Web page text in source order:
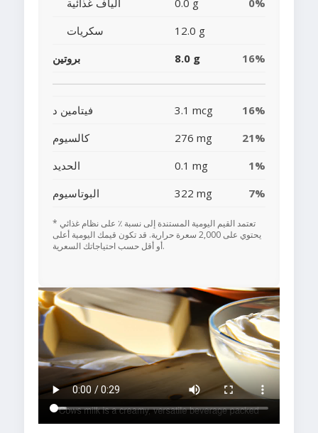
ألياف غذائية 0.0 g
0%
سكريات
12.0 g
بروتين
8.0 g 16%
فيتامين د 3.1 mcg
16%
كالسيوم
276 mg
21%
الحديد
0.1 mg
1%
البوتاسيوم
322 mg 7%
* تعتمد القيم اليومية المستندة إلى نسبة ٪ على نظام غذائي
يحتوي على 2,000 سعرة حرارية. قد تكون قيمك اليومية أعلى
أو أقل حسب احتياجاتك السعرية.